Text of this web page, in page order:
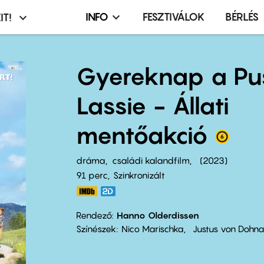
Infó,
terembérlés
menü
INFO FESZTIVÁLOK BÉRLÉS
Gyereknap a
Lassie - Állati
mentőakció
dráma családi kalandfilm
2023
91 perc,
Szinkronizált
Rendező Hanno Olderdissen
Színészek
Nico Marischka Justus von